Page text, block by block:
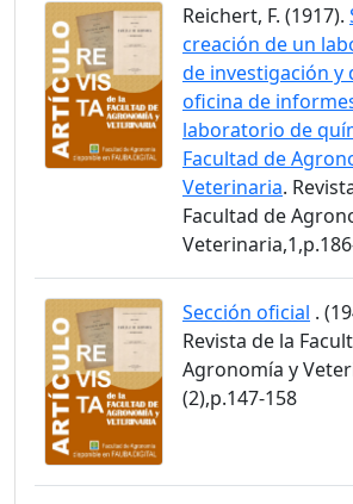
Reichert, F. (1917).
creación de un
de investigación y
oficina de
laboratorio de
Facultad de
Veterinaria.
Facultad de
Sección oficial .
Revista de la
Agronomía y
(2),p.147-158